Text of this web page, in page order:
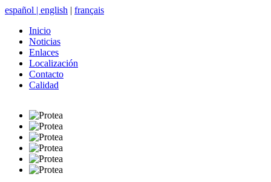
español | english | français
Inicio
Noticias
Enlaces
Localización
Contacto
Calidad